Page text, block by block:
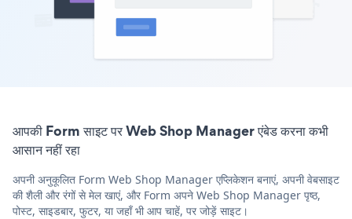
आपकी Form साइट पर Web Shop Manager एंबेड करना कभी
आसान नहीं रहा
अपनी अनुकूलित Form Web Shop Manager एप्लिकेशन बनाएं, अपनी वेबसाइट
की शैली और रंगों से मेल खाएं, और Form अपने Web Shop Manager पृष्ठ,
पोस्ट, साइडबार, फुटर, या जहाँ भी आप चाहें, पर जोड़ें साइट।